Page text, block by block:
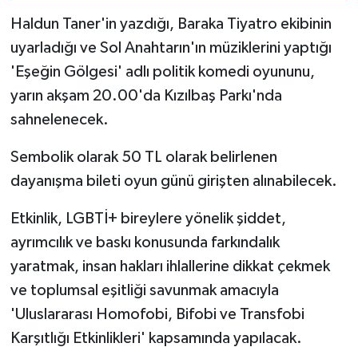
Haldun Taner'in yazdığı, Baraka Tiyatro ekibinin
uyarladığı ve Sol Anahtarın'ın müziklerini yaptığı
'Eşeğin Gölgesi' adlı politik komedi oyununu,
yarın akşam 20.00'da Kızılbaş Parkı'nda
sahnelenecek.
Sembolik olarak 50 TL olarak belirlenen
dayanışma bileti oyun günü girişten alınabilecek.
Etkinlik, LGBTİ+ bireylere yönelik şiddet,
ayrımcılık ve baskı konusunda farkındalık
yaratmak, insan hakları ihlallerine dikkat çekmek
ve toplumsal eşitliği savunmak amacıyla
'Uluslararası Homofobi, Bifobi ve Transfobi
Karşıtlığı Etkinlikleri' kapsamında yapılacak.
Nöbetçi Eczaneler
ÖZEL HABER
SAĞLIK
SPOR
TATLISU
TEKNOLOJİ
TİCARET